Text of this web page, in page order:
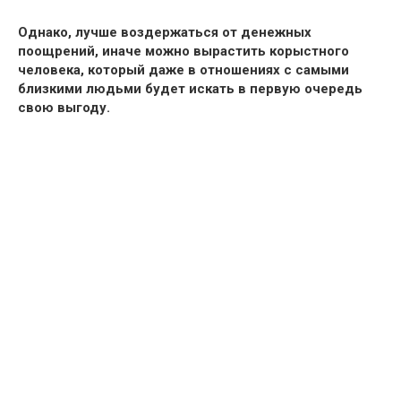
Однако, лучше воздержаться от денежных
поощрений, иначе можно вырастить корыстного
человека, который даже в отношениях с самыми
близкими людьми будет искать в первую очередь
свою выгоду.